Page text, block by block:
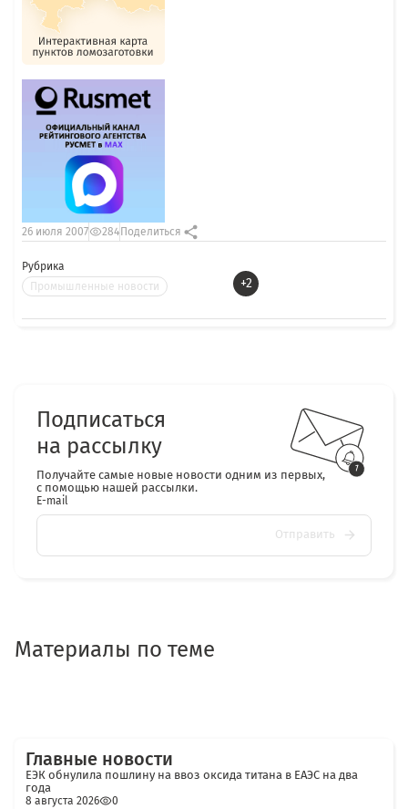
Рубрика
Промышленные новости
+2
26 июля 2007 284 Поделиться
Подписаться
на рассылку
Получайте самые новые новости одним из первых,
с помощью нашей рассылки.
E-mail
Отправить
Материалы по теме
Главные новости
ЕЭК обнулила пошлину на ввоз оксида титана в ЕАЭС на два
года
8 августа 2026 0